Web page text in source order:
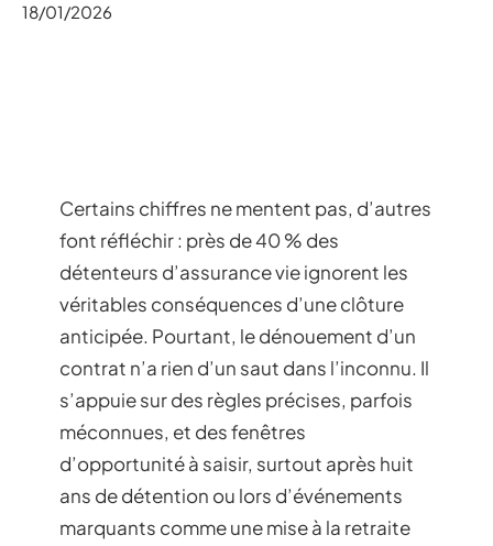
18/01/2026
Certains chiffres ne mentent pas, d’autres
font réfléchir : près de 40 % des
détenteurs d’assurance vie ignorent les
véritables conséquences d’une clôture
anticipée. Pourtant, le dénouement d’un
contrat n’a rien d’un saut dans l’inconnu. Il
s’appuie sur des règles précises, parfois
méconnues, et des fenêtres
d’opportunité à saisir, surtout après huit
ans de détention ou lors d’événements
marquants comme une mise à la retraite